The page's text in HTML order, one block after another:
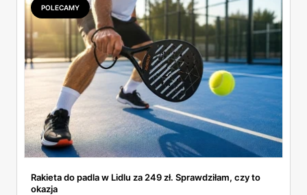
POLECAMY
Rakieta do padla w Lidlu za 249 zł. Sprawdziłam, czy to
okazja